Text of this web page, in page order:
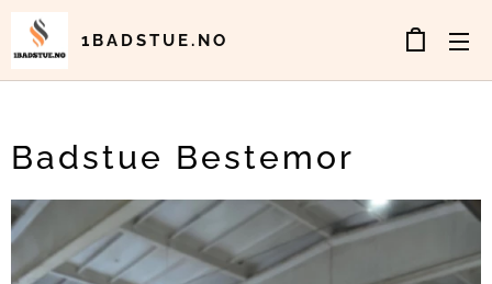
1BADSTUE.NO
Badstue Bestemor